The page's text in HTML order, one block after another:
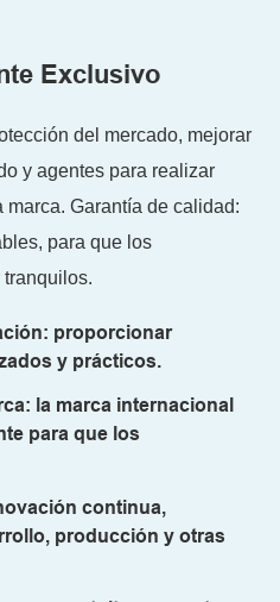
Exclusivo
del mercado, mejorar
y agentes para realizar
Garantía de calidad:
para que los
proporcionar
y prácticos.
la marca internacional
para que los
continua,
producción y otras